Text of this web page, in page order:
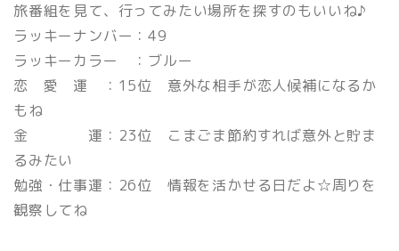
旅番組を見て、行ってみたい場所を探すのもいいね♪
ラッキーナンバー：49
ラッキーカラー ：ブルー
恋 愛 運 ：15位 意外な相手が恋人候補になるか
もね
金 運：23位 こまごま節約すれば意外と貯ま
るみたい
勉強・仕事運：26位 情報を活かせる日だよ☆周りを
観察してね